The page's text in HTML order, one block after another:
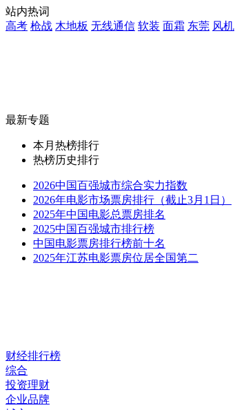
站内热词
高考 枪战 木地板 无线通信 软装 面霜 东莞 风机
最新专题
本月热榜排行
热榜历史排行
2026中国百强城市综合实力指数
2026年电影市场票房排行（截止3月1日）
2025年中国电影总票房排名
2025中国百强城市排行榜
中国电影票房排行榜前十名
2025年江苏电影票房位居全国第二
财经排行榜
综合
投资理财
企业品牌